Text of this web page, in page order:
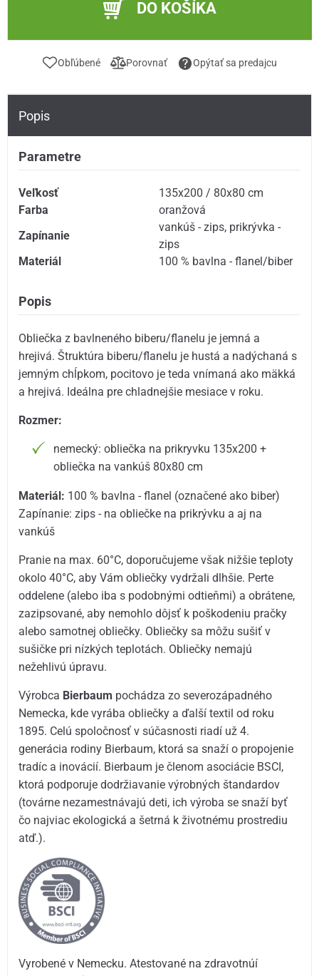
DO KOŠÍKA
Obľúbené Porovnať Opýtať sa predajcu
Popis
Parametre
Veľkosť
135x200 / 80x80 cm
Farba
oranžová
Zapínanie
vankúš - zips, prikrývka -
zips
Materiál
100 % bavlna - flanel/biber
Popis
Obliečka z bavlneného biberu/flanelu je jemná a
hrejivá. Štruktúra biberu/flanelu je hustá a nadýchaná s
jemným chĺpkom, pocitovo je teda vnímaná ako mäkká
a hrejivá. Ideálna pre chladnejšie mesiace v roku.
Rozmer:
nemecký: obliečka na prikryvku 135x200 +
obliečka na vankúš 80x80 cm
Materiál: 100 % bavlna - flanel (označené ako biber)
Zapínanie: zips - na obliečke na prikrývku a aj na
vankúš
Pranie na max. 60°C, doporučujeme však nižšie teploty
okolo 40°C, aby Vám obliečky vydržali dlhšie. Perte
oddelene (alebo iba s podobnými odtieňmi) a obrátene,
zazipsované, aby nemohlo dôjsť k poškodeniu pračky
alebo samotnej obliečky. Obliečky sa môžu sušiť v
sušičke pri nízkých teplotách. Obliečky nemajú
nežehlivú úpravu.
Výrobca Bierbaum pochádza zo severozápadného
Nemecka, kde vyrába obliečky a ďalší textil od roku
1895. Celú spoločnosť v súčasnosti riadí už 4.
generácia rodiny Bierbaum, ktorá sa snaží o propojenie
tradíc a inovácií. Bierbaum je členom asociácie BSCI,
ktorá podporuje dodržiavanie výrobných štandardov
(továrne nezamestnávajú deti, ich výroba se snaží byť
čo najviac ekologická a šetrná k životnému prostrediu
atď.).
Vyrobené v Nemecku. Atestované na zdravotnúí